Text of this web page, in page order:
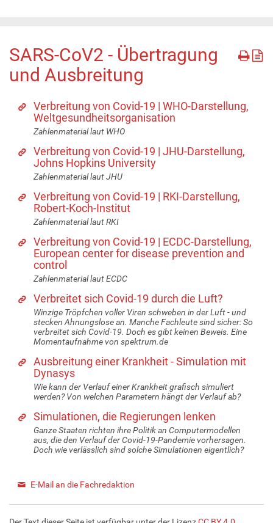
SARS-CoV2 - Übertragung
und Ausbreitung
Verbreitung von Covid-19 | WHO-Darstellung,
Weltgesundheitsorganisation
Zahlenmaterial laut WHO
Verbreitung von Covid-19 | JHU-Darstellung,
Johns Hopkins University
Zahlenmaterial laut JHU
Verbreitung von Covid-19 | RKI-Darstellung,
Robert-Koch-Institut
Zahlenmaterial laut RKI
Verbreitung von Covid-19 | ECDC-Darstellung,
European center for disease prevention and
control
Zahlenmaterial laut ECDC
Verbreitet sich Covid-19 durch die Luft?
Winzige Tröpfchen voller Viren schweben in der Luft - und
stecken Ahnungslose an. Manche Fachleute sind sicher: So
verbreitet sich Covid-19. Doch es gibt keinen Beweis. Eine
Momentaufnahme von spektrum.de
Ausbreitung einer Krankheit - Simulation mit
Dynasys
Wie kann der Verlauf einer Krankheit grafisch simuliert
werden? Von welchen Parametern hängt der Verlauf ab?
Simulationen, die Regierungen lenken
Ganze Staaten richten ihre Politik an Computermodellen
aus, die den Verlauf der Covid-19-Pandemie vorhersagen.
Doch wie verlässlich sind solche Simulationen eigentlich?
E-Mail an die Fachredaktion